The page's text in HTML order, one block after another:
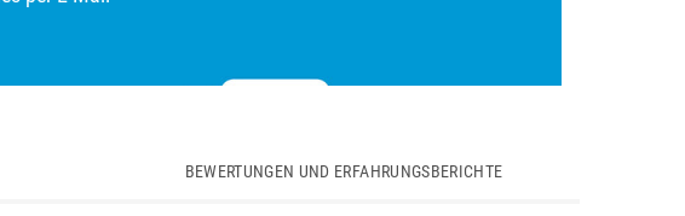
BEWERTUNGEN UND ERFAHRUNGSBERICHTE